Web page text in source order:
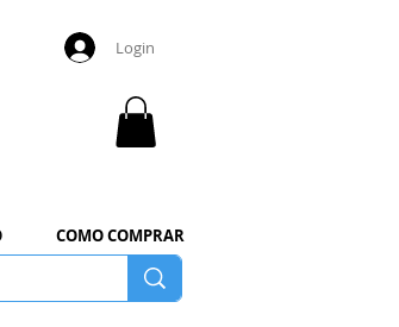
Login
COMO COMPRAR